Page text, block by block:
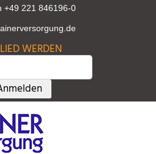
+49 221 846196-0
e
WERDEN
Type 2 or more characters for